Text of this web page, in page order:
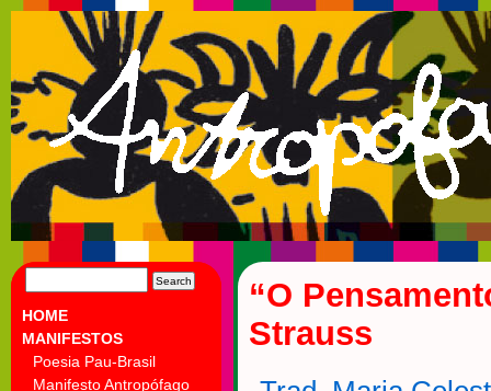
FOR:
HOME
MANIFESTOS
Poesia Pau-Brasil
Manifesto Antropófago
“O
Strauss